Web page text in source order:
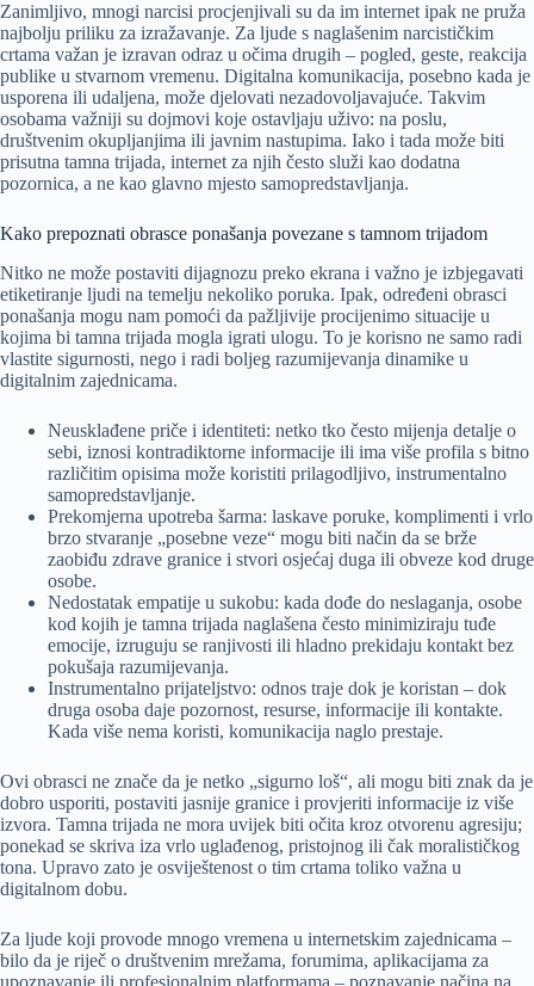
Zanimljivo, mnogi narcisi procjenjivali su da im internet ipak ne pruža
najbolju priliku za izražavanje. Za ljude s naglašenim narcističkim
crtama važan je izravan odraz u očima drugih – pogled, geste, reakcija
publike u stvarnom vremenu. Digitalna komunikacija, posebno kada je
usporena ili udaljena, može djelovati nezadovoljavajuće. Takvim
osobama važniji su dojmovi koje ostavljaju uživo: na poslu,
društvenim okupljanjima ili javnim nastupima. Iako i tada može biti
prisutna tamna trijada, internet za njih često služi kao dodatna
pozornica, a ne kao glavno mjesto samopredstavljanja.
Kako prepoznati obrasce ponašanja povezane s tamnom trijadom
Nitko ne može postaviti dijagnozu preko ekrana i važno je izbjegavati
etiketiranje ljudi na temelju nekoliko poruka. Ipak, određeni obrasci
ponašanja mogu nam pomoći da pažljivije procijenimo situacije u
kojima bi tamna trijada mogla igrati ulogu. To je korisno ne samo radi
vlastite sigurnosti, nego i radi boljeg razumijevanja dinamike u
digitalnim zajednicama.
Neusklađene priče i identiteti: netko tko često mijenja detalje o
sebi, iznosi kontradiktorne informacije ili ima više profila s bitno
različitim opisima može koristiti prilagodljivo, instrumentalno
samopredstavljanje.
Prekomjerna upotreba šarma: laskave poruke, komplimenti i vrlo
brzo stvaranje „posebne veze“ mogu biti način da se brže
zaobiđu zdrave granice i stvori osjećaj duga ili obveze kod druge
osobe.
Nedostatak empatije u sukobu: kada dođe do neslaganja, osobe
kod kojih je tamna trijada naglašena često minimiziraju tuđe
emocije, izruguju se ranjivosti ili hladno prekidaju kontakt bez
pokušaja razumijevanja.
Instrumentalno prijateljstvo: odnos traje dok je koristan – dok
druga osoba daje pozornost, resurse, informacije ili kontakte.
Kada više nema koristi, komunikacija naglo prestaje.
Ovi obrasci ne znače da je netko „sigurno loš“, ali mogu biti znak da je
dobro usporiti, postaviti jasnije granice i provjeriti informacije iz više
izvora. Tamna trijada ne mora uvijek biti očita kroz otvorenu agresiju;
ponekad se skriva iza vrlo uglađenog, pristojnog ili čak moralističkog
tona. Upravo zato je osviještenost o tim crtama toliko važna u
digitalnom dobu.
Za ljude koji provode mnogo vremena u internetskim zajednicama –
bilo da je riječ o društvenim mrežama, forumima, aplikacijama za
upoznavanje ili profesionalnim platformama – poznavanje načina na